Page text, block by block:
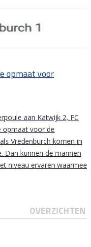
opmaat voor
aan Katwijk 2, FC
opmaat voor de
Vredenburch komen in
Dan kunnen de mannen
niveau ervaren waarmee
OVERZICHTEN